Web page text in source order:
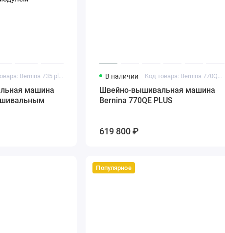
Код товара: Bernina 735 plus
машина
В наличии Код товара: Bernina 770QE PLUS
Швейно-вышивальная машина
Bernina 770QE PLUS
619 800 ₽
Популярное